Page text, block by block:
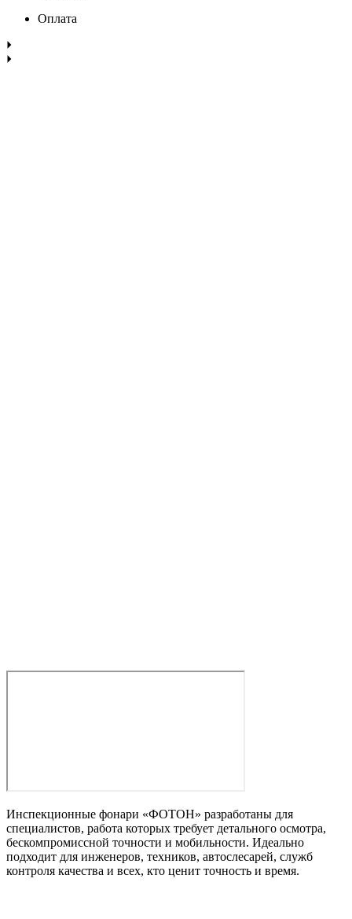
Оплата
Инспекционные фонари «ФОТОН» разработаны для
специалистов, работа которых требует детального осмотра,
бескомпромиссной точности и мобильности. Идеально
подходит для инженеров, техников, автослесарей, служб
контроля качества и всех, кто ценит точность и время.